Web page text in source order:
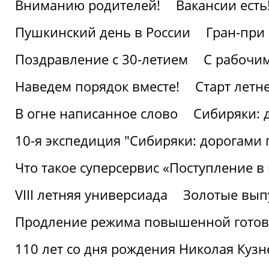
Вниманию родителей!
Вакансии
Пушкинский день в России
Гран-
Поздравление с 30-летием
С
Наведем порядок вместе!
Старт
В огне написанное слово
Сибиряки:
10-я экспедиция "Сибиряки: дорогами
Что такое суперсервис «Поступление
VIII летняя универсиада
Золотые
Продление режима повышенной
110 лет со дня рождения Николая